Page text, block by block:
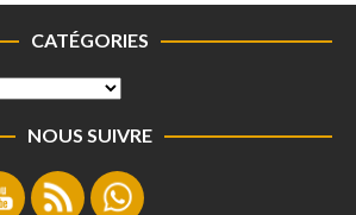
CATÉGORIES
NOUS SUIVRE